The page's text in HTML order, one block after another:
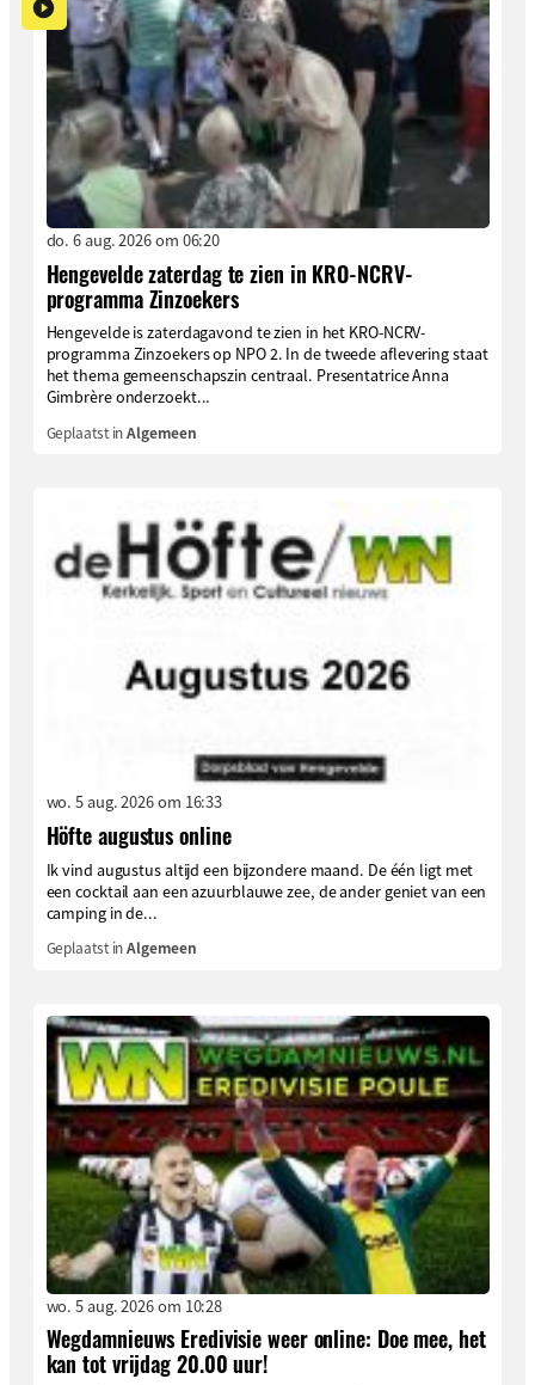
do. 6 aug. 2026 om 06:20
Hengevelde zaterdag te zien in KRO-NCRV-
programma Zinzoekers
Hengevelde is zaterdagavond te zien in het KRO-NCRV-
programma Zinzoekers op NPO 2. In de tweede aflevering staat
het thema gemeenschapszin centraal. Presentatrice Anna
Gimbrère onderzoekt...
Geplaatst inAlgemeen
wo. 5 aug. 2026 om 16:33
Höfte augustus online
Ik vind augustus altijd een bijzondere maand. De één ligt met
een cocktail aan een azuurblauwe zee, de ander geniet van een
camping in de...
Geplaatst inAlgemeen
wo. 5 aug. 2026 om 10:28
Wegdamnieuws Eredivisie weer online: Doe mee, het
kan tot vrijdag 20.00 uur!